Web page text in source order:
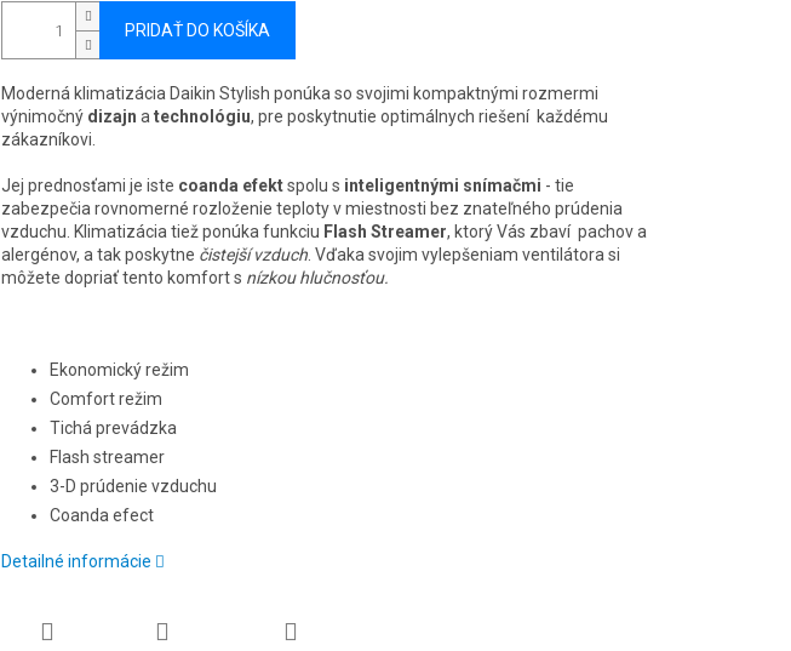
PRIDAŤ DO KOŠÍKA
Moderná klimatizácia Daikin Stylish ponúka so svojimi kompaktnými rozmermi
výnimočný dizajn atechnológiu, pre poskytnutie optimálnych riešení každému
zákazníkovi.
Jej prednosťami je iste coanda efektspolu s inteligentnými snímačmi - tie
zabezpečia rovnomerné rozloženie teploty v miestnosti bez znateľného prúdenia
vzduchu. Klimatizácia tiež ponúka funkciu Flash Streamer, ktorý Vás zbaví pachov a
alergénov, a tak poskytne čistejší vzduch. Vďaka svojim vylepšeniam ventilátora si
môžete dopriať tento komfort s nízkou hlučnosťou.
Ekonomický režim
Comfort režim
Tichá prevádzka
Flash streamer
3-D prúdenie vzduchu
Coanda efect
Detailné informácie